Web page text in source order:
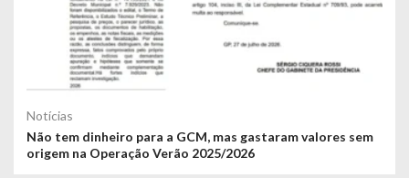
Notícias
Não tem dinheiro para a GCM, mas gastaram valores sem
origem na Operação Verão 2025/2026